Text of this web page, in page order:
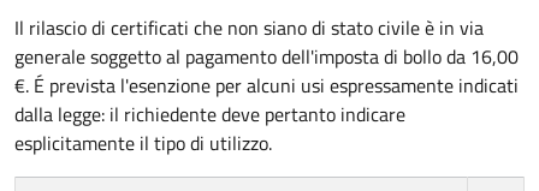
Il rilascio di certificati che non siano di stato civile è in via
generale soggetto al pagamento dell'imposta di bollo da 16,00
€. É prevista l'esenzione per alcuni usi espressamente indicati
dalla legge: il richiedente deve pertanto indicare
esplicitamente il tipo di utilizzo.